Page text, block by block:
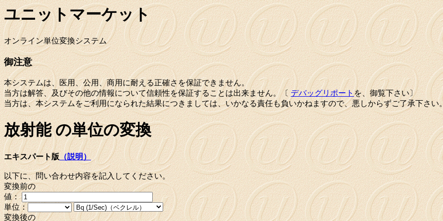
ユニットマーケット
オンライン単位変換システム
御注意
本システムは、医用、公用、商用に耐える正確さを保証できません。
当方は解答、及びその他の情報について信頼性を保証することは出来ません。〔デバッグリポートを、御覧下さい〕
当方は、本システムをご利用になられた結果につきましては、いかなる責任も負いかねますので、悪しからずご了承下さい
放射能 の単位の変換
エキスパート版（説明）
以下に、問い合わせ内容を記入してください。
変換前の
値：
単位：
変換後の